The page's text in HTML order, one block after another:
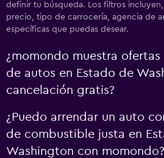
definir tu búsqueda. Los filtros
precio, tipo de carrocería, agencia de
específicas que puedas desear.
¿momondo muestra
de autos en Estado de
cancelación gratis?
¿Puedo arrendar un auto
de combustible justa en
Washington con momondo?